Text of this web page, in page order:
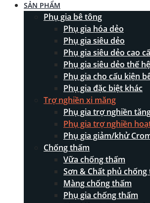
SẢN PHẨM
Phụ gia bê tông
Phụ gia hóa dẻo
Phụ gia siêu dẻo
Phụ gia siêu dẻo cao
Phụ gia siêu dẻo thế
Phụ gia cho cấu kiện
Phụ gia đặc biệt khác
Trợ nghiền xi măng
Phụ gia trợ nghiền
Phụ gia trợ nghiền
Phụ gia giảm/khử
Chống thấm
Vữa chống thấm
Sơn & Chất phủ chống
Màng chống thấm
Phụ gia chống thấm